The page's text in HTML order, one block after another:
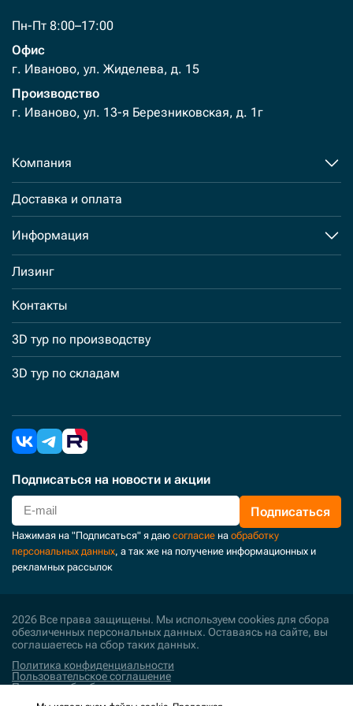
Пн-Пт 8:00–17:00
Офис
г. Иваново, ул. Жиделева, д. 15
Производство
г. Иваново, ул. 13-я Березниковская, д. 1г
Компания
Доставка и оплата
Информация
Лизинг
Контакты
3D тур по производству
3D тур по складам
Подписаться на новости и акции
Подписаться
Нажимая на "Подписаться" я даю согласие на обработку
персональных данных, а так же на получение информационных и
рекламных рассылок
2026 Все права защищены. Мы используем cookies для сбора
обезличенных персональных данных. Оставаясь на сайте, вы
соглашаетесь на сбор таких данных.
Политика конфиденциальности
Пользовательское соглашение
Политика обработки персональных данных